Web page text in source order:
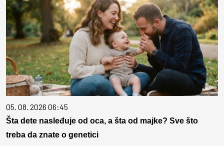
05. 08. 2026 06:45
Šta dete nasleđuje od oca, a šta od majke? Sve što
treba da znate o genetici